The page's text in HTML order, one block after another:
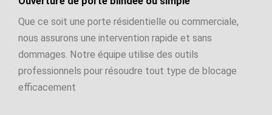
Que ce soit une porte résidentielle ou commerciale,
nous assurons une intervention rapide et sans
dommages. Notre équipe utilise des outils
professionnels pour résoudre tout type de blocage
efficacement